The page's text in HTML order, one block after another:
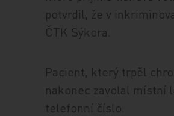
potvrdil, že v
ČTK Sýkora.
Pacient, který trpěl
nakonec zavolal místní
telefonní číslo.